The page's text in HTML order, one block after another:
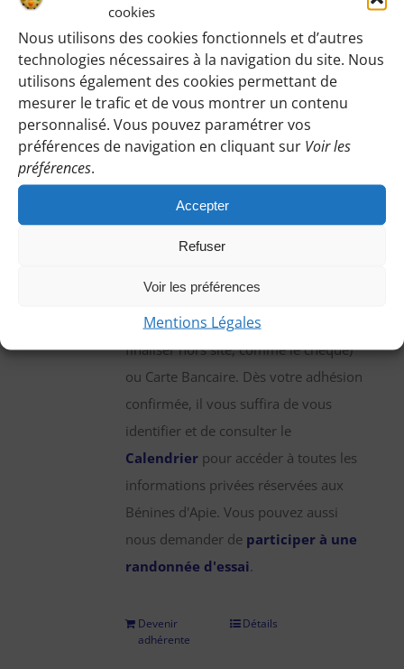
cookies
Nous utilisons des cookies fonctionnels et d’autres
technologies nécessaires à la navigation du site. Nous
utilisons également des cookies permettant de
mesurer le trafic et de vous montrer un contenu
personnalisé. Vous pouvez paramétrer vos
préférences de navigation en cliquant sur Voir les
préférences.
Accepter
Refuser
Voir les préférences
Mentions Légales
Accédez à toutes les informations
pratiques de nos excursions du
dimanche et des jours fériés (Point de
rendez-vous, horaires, conseils etc.), et
participez à nos activités telles que des
Pour adhérer et faire vivre notre
association, nous vous demandons
que vous pouvez régler par chèque,
virement bancaire (démarche à
finaliser hors site, comme le chèque)
ou Carte Bancaire. Dès votre adhésion
confirmée, il vous suffira de vous
identifier et de consulter le
Calendrier pour accéder à toutes les
informations privées réservées aux
Bénines d'Apie. Vous pouvez aussi
nous demander de participer à une
randonnée d'essai.
Devenir
adhérente
Détails